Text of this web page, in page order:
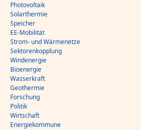
Photovoltaik
Solarthermie
Speicher
EE-Mobilität
Strom- und Wärmenetze
Sektorenkopplung
Windenergie
Bioenergie
Wasserkraft
Geothermie
Forschung
Politik
Wirtschaft
Energiekommune